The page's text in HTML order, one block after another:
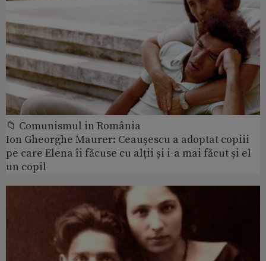
📁 Comunismul in România
Ion Gheorghe Maurer: Ceaușescu a adoptat copiii
pe care Elena îi făcuse cu alții și i-a mai făcut și el
un copil